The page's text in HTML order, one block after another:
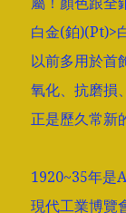
白金(鉑)(Pt)>
以前多用於首
氧化、抗磨損
正是歷久常新
1920~35年是
現代工業博覽